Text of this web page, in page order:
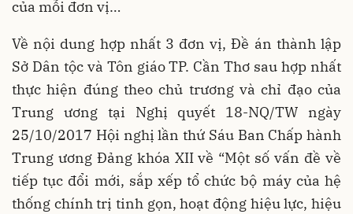
của mỗi đơn vị…
Về nội dung hợp nhất 3 đơn vị, Đề án thành lập
Sở Dân tộc và Tôn giáo TP. Cần Thơ sau hợp nhất
thực hiện đúng theo chủ trương và chỉ đạo của
Trung ương tại Nghị quyết 18-NQ/TW ngày
25/10/2017 Hội nghị lần thứ Sáu Ban Chấp hành
Trung ương Đảng khóa XII về “Một số vấn đề về
tiếp tục đổi mới, sắp xếp tổ chức bộ máy của hệ
thống chính trị tinh gọn, hoạt động hiệu lực, hiệu